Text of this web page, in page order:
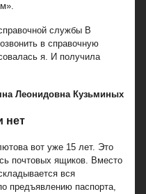
службы В
в справочную
я. И получила
Леонидовна Кузьминых
нет
вот уже 15 лет. Это
почтовых ящиков. Вместо
вся
предъявлению паспорта,